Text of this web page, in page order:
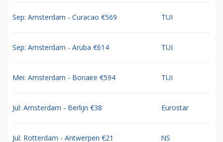
Sep: Amsterdam - Curacao €569 TUI
Sep: Amsterdam - Aruba €614 TUI
Mei: Amsterdam - Bonaire €594 TUI
Jul: Amsterdam - Berlijn €38 Eurostar
Jul: Rotterdam - Antwerpen €21 NS